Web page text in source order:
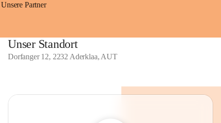
Unsere Partner
Unser Standort
Dorfanger 12, 2232 Aderklaa, AUT